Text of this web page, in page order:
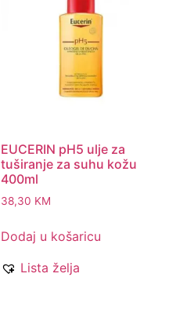
EUCERIN pH5 ulje za
tuširanje za suhu kožu
400ml
38,30 KM
Dodaj u košaricu
Lista želja